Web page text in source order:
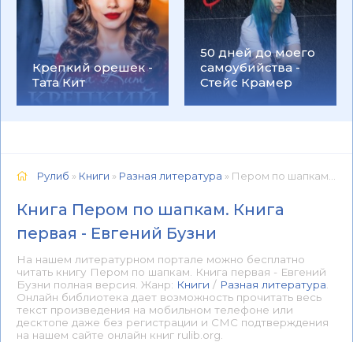
Крепкий орешек -
Тата Кит
50 дней до моего
самоубийства -
Стейс Крамер
Рулиб » Книги » Разная литература » Пером по шапкам. Книга первая - Евгений Бузни 📕 - Книга онлайн бесплатно
Книга Пером по шапкам. Книга
первая - Евгений Бузни
На нашем литературном портале можно бесплатно
читать книгу Пером по шапкам. Книга первая - Евгений
Бузни полная версия. Жанр: Книги / Разная литература
Онлайн библиотека дает возможность прочитать весь
текст произведения на мобильном телефоне или
десктопе даже без регистрации и СМС подтверждения
на нашем сайте онлайн книг rulib.org.